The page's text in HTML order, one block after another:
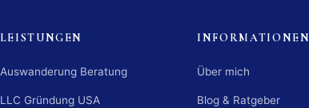
LEISTUNGEN
Auswanderung Beratung
LLC Gründung USA
INFORMATIONEN
Über mich
Blog & Ratgeber